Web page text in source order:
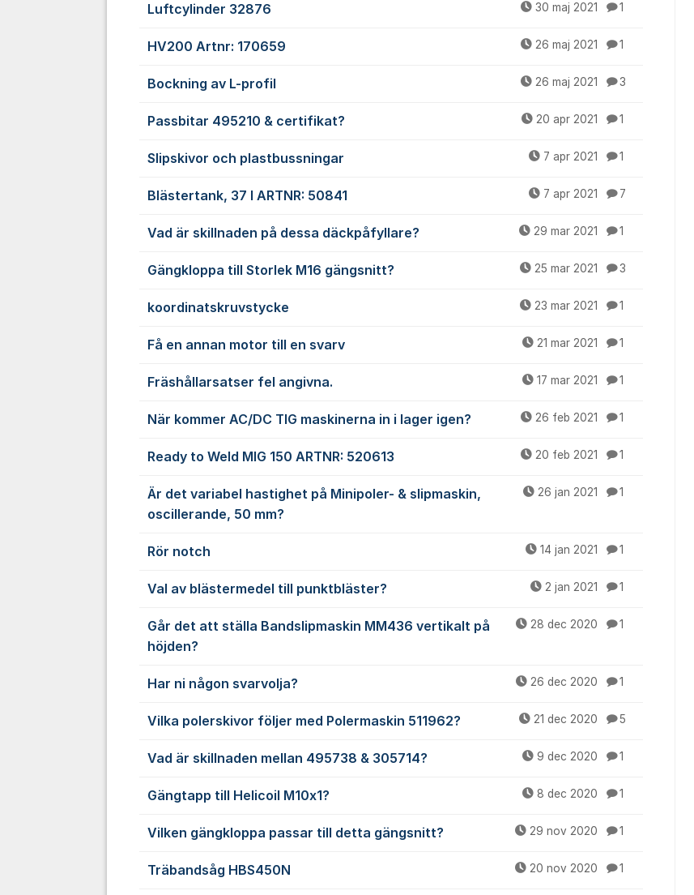
Luftcylinder 32876 30 maj 2021 1
HV200 Artnr: 170659 26 maj 2021 1
Bockning av L-profil 26 maj 2021 3
Passbitar 495210 & certifikat? 20 apr 2021 1
Slipskivor och plastbussningar 7 apr 2021 1
Blästertank, 37 l ARTNR: 50841 7 apr 2021 7
Vad är skillnaden på dessa däckpåfyllare? 29 mar 2021 1
Gängkloppa till Storlek M16 gängsnitt? 25 mar 2021 3
koordinatskruvstycke 23 mar 2021 1
Få en annan motor till en svarv 21 mar 2021 1
Fräshållarsatser fel angivna. 17 mar 2021 1
När kommer AC/DC TIG maskinerna in i lager igen? 26 feb 2021 1
Ready to Weld MIG 150 ARTNR: 520613 20 feb 2021 1
Är det variabel hastighet på Minipoler- & slipmaskin,
oscillerande, 50 mm?
26 jan 2021 1
Rör notch 14 jan 2021 1
Val av blästermedel till punktbläster? 2 jan 2021 1
Går det att ställa Bandslipmaskin MM436 vertikalt på
höjden?
28 dec 2020 1
Har ni någon svarvolja? 26 dec 2020 1
Vilka polerskivor följer med Polermaskin 511962? 21 dec 2020 5
Vad är skillnaden mellan 495738 & 305714? 9 dec 2020 1
Gängtapp till Helicoil M10x1? 8 dec 2020 1
Vilken gängkloppa passar till detta gängsnitt? 29 nov 2020 1
Träbandsåg HBS450N 20 nov 2020 1